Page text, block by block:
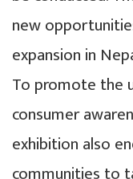
new
expansion in
To promote the
consumer
exhibition also